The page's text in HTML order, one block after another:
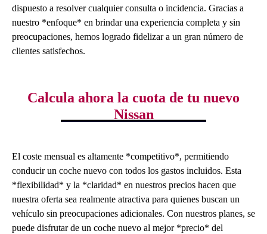
dispuesto a resolver cualquier consulta o incidencia. Gracias a
nuestro *enfoque* en brindar una experiencia completa y sin
preocupaciones, hemos logrado fidelizar a un gran número de
clientes satisfechos.
Calcula ahora la cuota de tu nuevo
Nissan
El coste mensual es altamente *competitivo*, permitiendo
conducir un coche nuevo con todos los gastos incluidos. Esta
*flexibilidad* y la *claridad* en nuestros precios hacen que
nuestra oferta sea realmente atractiva para quienes buscan un
vehículo sin preocupaciones adicionales. Con nuestros planes, se
puede disfrutar de un coche nuevo al mejor *precio* del